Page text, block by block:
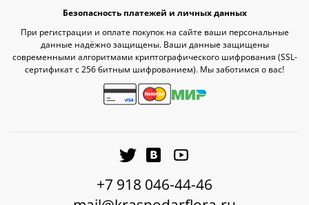
Безопасность платежей и личных данных
При регистрации и оплате покупок на сайте ваши персональные
данные надёжно защищены. Ваши данные защищены
современными алгоритмами криптографического шифрования (SSL-
сертификат c 256 битным шифрованием). Мы заботимся о вас!
+7 918 046-44-46